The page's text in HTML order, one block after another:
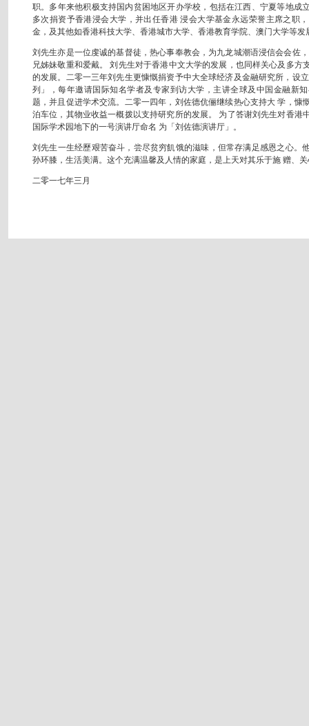
职。多年来他积极支持国内贫困地区开办学校，包括在江西、宁夏等地成
多次捐资予香港浸会大学，并出任香港 浸会大学基金永远荣誉主席之职
金，及其他如香港科技大学、香港城市大学、香港教育学院、澳门大学等发
刘先生亦是一位虔诚的基督徒，热心事奉教会，为九龙城潮语浸信会会佐
兄姊妹敬重和爱戴。 刘先生对于香港中文大学的发展，也同样关心及多方
的发展。二零一三年刘先生更慷慨捐资予中大全球经济及金融研究所，设
列」，每年邀请国际知名学者及专家到访大学，主讲全球及中国金融新
题，并且促进学术交流。二零一四年，刘佐德伉俪继续热心支持大 学，慷
泊车位，其物业收益一概拨以支持研究所的发展。 为了答谢刘先生对香港
国际学术园地下的一号演讲厅命名 为「刘佐德演讲厅」。
刘先生一生经歷艰苦奋斗，尝尽贫穷飢饿的滋味，但常存满足感恩之心。
孙环膝，生活美满。这个充满温馨及人情的家庭，是上天对其乐于施 赠、
二零一七年三月